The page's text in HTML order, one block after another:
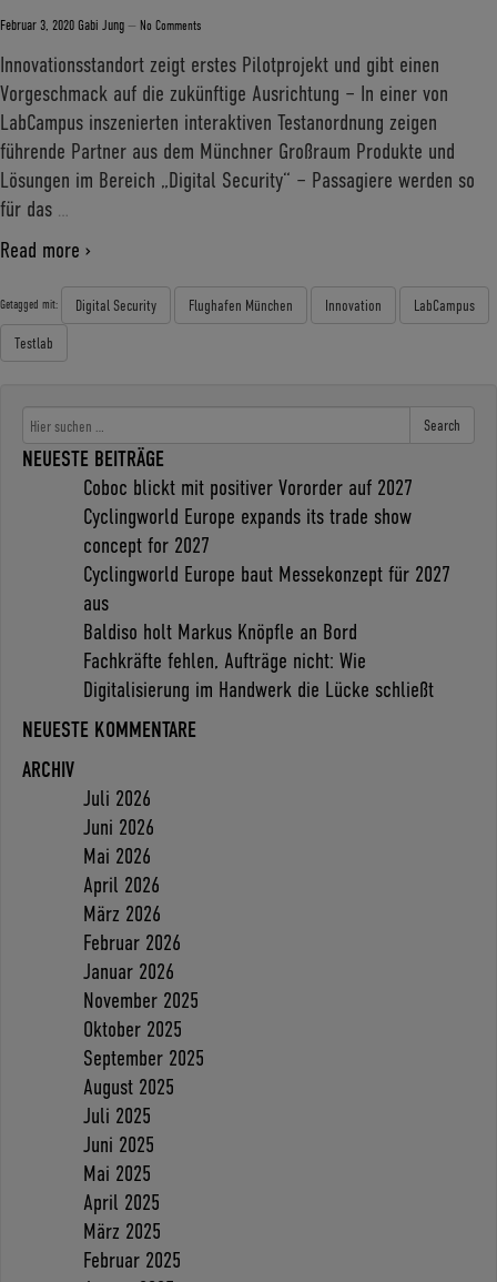
Februar 3, 2020Gabi Jung — No Comments
Innovationsstandort zeigt erstes Pilotprojekt und gibt einen
Vorgeschmack auf die zukünftige Ausrichtung – In einer von
LabCampus inszenierten interaktiven Testanordnung zeigen
führende Partner aus dem Münchner Großraum Produkte und
Lösungen im Bereich „Digital Security“ – Passagiere werden so
für das
Read more ›
Getagged mit: Digital Security Flughafen München Innovation
LabCampus
Testlab
Search
NEUESTE BEITRÄGE
Coboc blickt mit positiver Vororder auf 2027
Cyclingworld Europe expands its trade show
concept for 2027
Cyclingworld Europe baut Messekonzept für 2027
aus
Baldiso holt Markus Knöpfle an Bord
Fachkräfte fehlen, Aufträge nicht: Wie
Digitalisierung im Handwerk die Lücke schließt
NEUESTE KOMMENTARE
ARCHIV
Juli 2026
Juni 2026
Mai 2026
April 2026
März 2026
Februar 2026
Januar 2026
November 2025
Oktober 2025
September 2025
August 2025
Juli 2025
Juni 2025
Mai 2025
April 2025
März 2025
Februar 2025